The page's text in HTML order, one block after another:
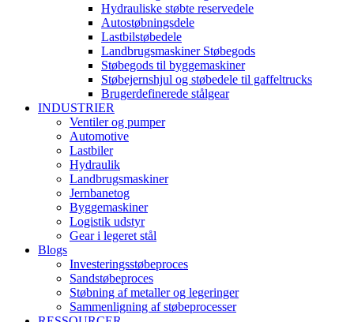
Hydrauliske støbte reservedele
Autostøbningsdele
Lastbilstøbedele
Landbrugsmaskiner Støbegods
Støbegods til byggemaskiner
Støbejernshjul og støbedele til gaffeltrucks
Brugerdefinerede stålgear
INDUSTRIER
Ventiler og pumper
Automotive
Lastbiler
Hydraulik
Landbrugsmaskiner
Jernbanetog
Byggemaskiner
Logistik udstyr
Gear i legeret stål
Blogs
Investeringsstøbeproces
Sandstøbeproces
Støbning af metaller og legeringer
Sammenligning af støbeprocesser